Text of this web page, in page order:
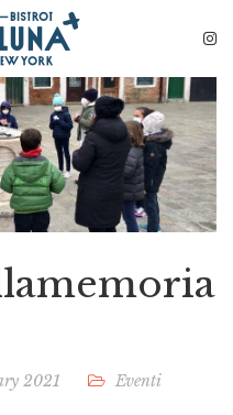
2021
Eventi